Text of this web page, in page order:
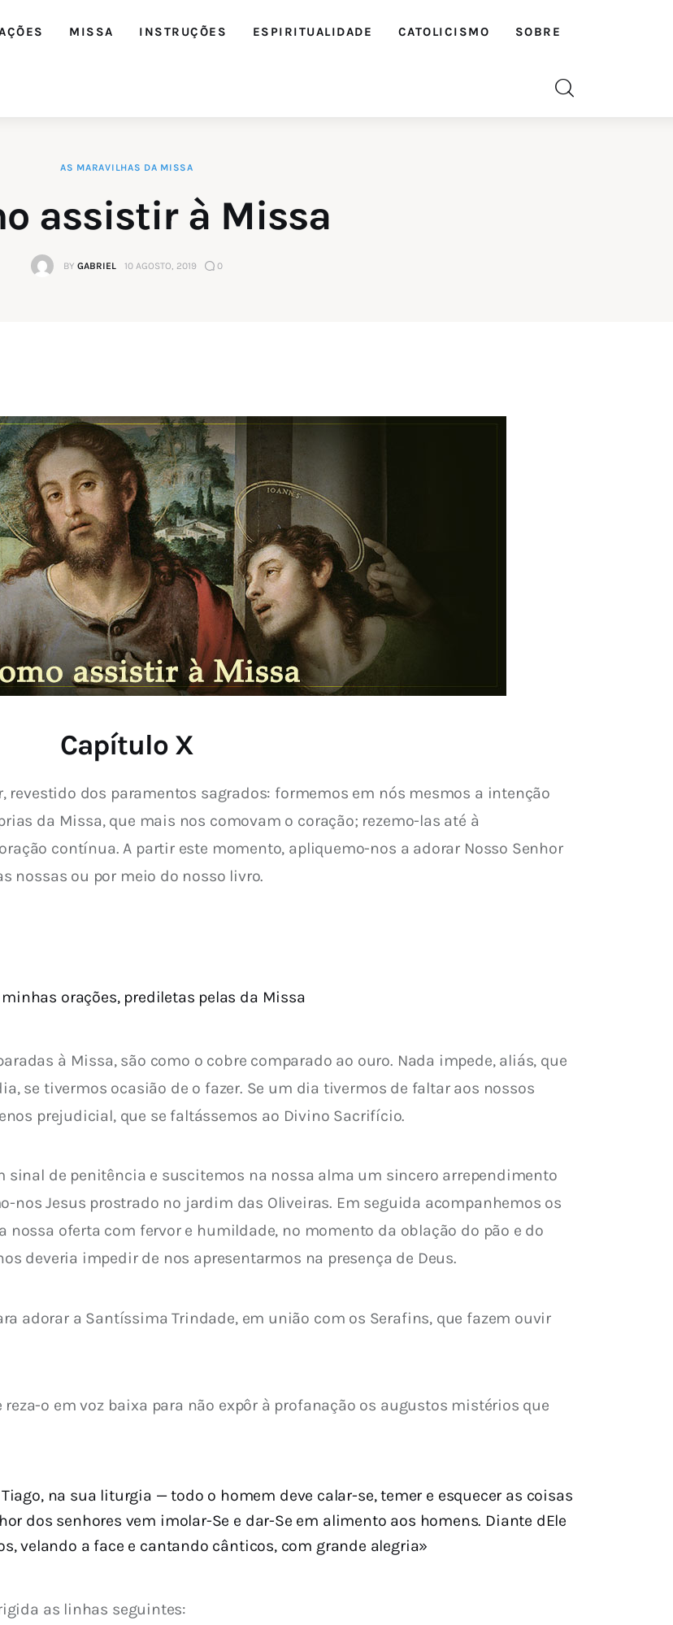
MISSA INSTRUÇÕES ESPIRITUALIDADE CATOLICISMO SOBRE
AS MARAVILHAS DA MISSA
assistir à Missa
BY GABRIEL 10 AGOSTO, 2019 0
Capítulo X
revestido dos paramentos sagrados: formemos em nós mesmos a intenção
da Missa, que mais nos comovam o coração; rezemo-las até à
contínua. A partir este momento, apliquemo-nos a adorar Nosso Senhor
nossas ou por meio do nosso livro.
orações, prediletas pelas da Missa
à Missa, são como o cobre comparado ao ouro. Nada impede, aliás, que
se tivermos ocasião de o fazer. Se um dia tivermos de faltar aos nossos
prejudicial, que se faltássemos ao Divino Sacrifício.
sinal de penitência e suscitemos na nossa alma um sincero arrependimento
nos Jesus prostrado no jardim das Oliveiras. Em seguida acompanhemos os
nossa oferta com fervor e humildade, no momento da oblação do pão e do
deveria impedir de nos apresentarmos na presença de Deus.
adorar a Santíssima Trindade, em união com os Serafins, que fazem ouvir
reza-o em voz baixa para não expôr à profanação os augustos mistérios que
na sua liturgia — todo o homem deve calar-se, temer e esquecer as coisas
dos senhores vem imolar-Se e dar-Se em alimento aos homens. Diante dEle
velando a face e cantando cânticos, com grande alegria»
as linhas seguintes: